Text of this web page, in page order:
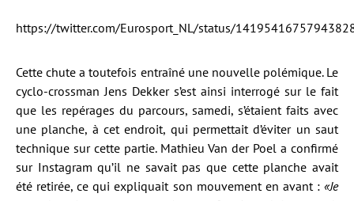
https://twitter.com/Eurosport_NL/status/
Cette chute a toutefois entraîné une nouvelle polémique. Le
cyclo-crossman Jens Dekker s’est ainsi interrogé sur le fait
que les repérages du parcours, samedi, s’étaient faits avec
une planche, à cet endroit, qui permettait d’éviter un saut
technique sur cette partie. Mathieu Van der Poel a confirmé
sur Instagram qu’il ne savait pas que cette planche avait
été retirée, ce qui expliquait son mouvement en avant : «Je